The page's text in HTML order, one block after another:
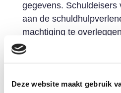
Deze website maakt gebruik
gegevens. Schuldeisers
aan de
machtiging te
hulpvrager de
om de schulden te
waarmee gegevens